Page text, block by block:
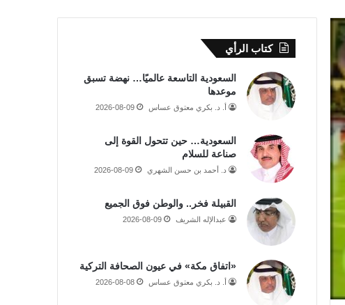
كتاب الرأي
السعودية التاسعة عالميًا… نهضة تسبق
موعدها
أ. د. بكري معتوق عساس 2026-08-09
السعودية… حين تتحول القوة إلى
صناعة للسلام
د. أحمد بن حسن الشهري 2026-08-09
القبيلة فخر.. والوطن فوق الجميع
عبدالإله الشريف 2026-08-09
«اتفاق مكة» في عيون الصحافة التركية
أ. د. بكري معتوق عساس 2026-08-08